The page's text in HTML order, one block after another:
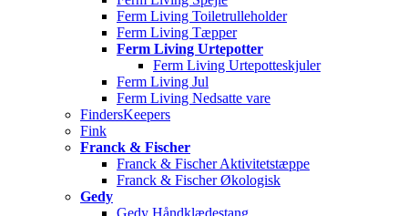
Ferm Living Toiletrulleholder
Ferm Living Tæpper
Ferm Living Urtepotter
Ferm Living Urtepotteskjuler
Ferm Living Jul
Ferm Living Nedsatte vare
FindersKeepers
Fink
Franck & Fischer
Franck & Fischer Aktivitetstæppe
Franck & Fischer Økologisk
Gedy
Gedy Håndklædestang